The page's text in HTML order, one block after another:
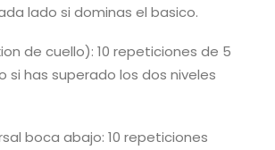
lado si dominas el basico.
de cuello): 10 repeticiones de 5
si has superado los dos niveles
boca abajo: 10 repeticiones